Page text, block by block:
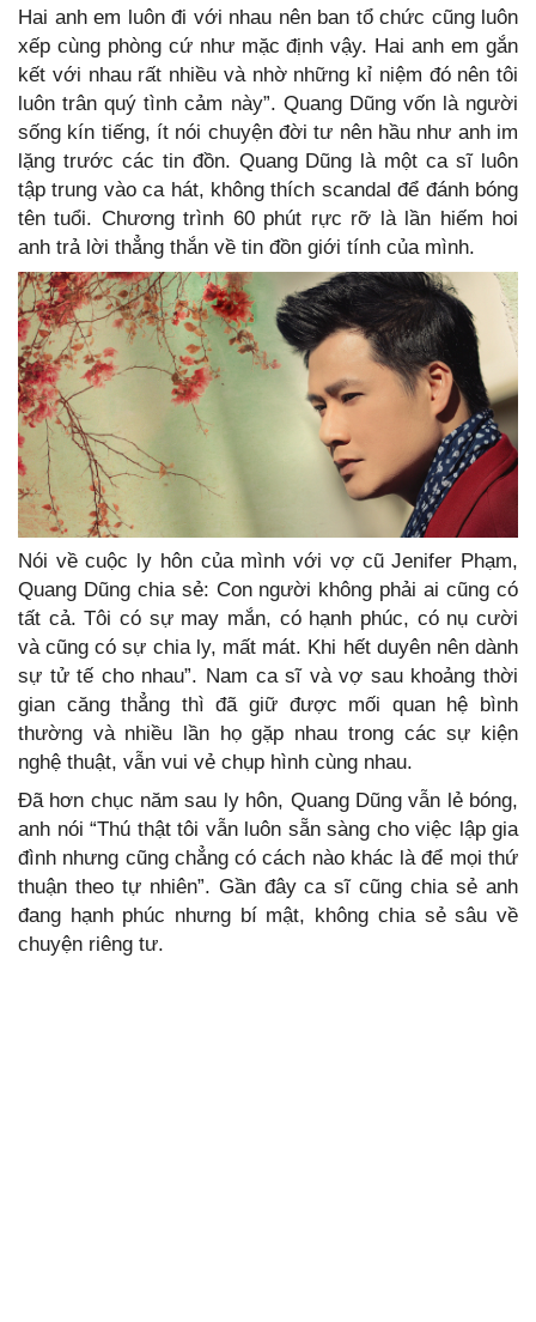
Hai anh em luôn đi với nhau nên ban tổ chức cũng luôn
xếp cùng phòng cứ như mặc định vậy. Hai anh em gắn
kết với nhau rất nhiều và nhờ những kỉ niệm đó nên tôi
luôn trân quý tình cảm này”. Quang Dũng vốn là người
sống kín tiếng, ít nói chuyện đời tư nên hầu như anh im
lặng trước các tin đồn. Quang Dũng là một ca sĩ luôn
tập trung vào ca hát, không thích scandal để đánh bóng
tên tuổi. Chương trình 60 phút rực rỡ là lần hiếm hoi
anh trả lời thẳng thắn về tin đồn giới tính của mình.
Nói về cuộc ly hôn của mình với vợ cũ Jenifer Phạm,
Quang Dũng chia sẻ: Con người không phải ai cũng có
tất cả. Tôi có sự may mắn, có hạnh phúc, có nụ cười
và cũng có sự chia ly, mất mát. Khi hết duyên nên dành
sự tử tế cho nhau”. Nam ca sĩ và vợ sau khoảng thời
gian căng thẳng thì đã giữ được mối quan hệ bình
thường và nhiều lần họ gặp nhau trong các sự kiện
nghệ thuật, vẫn vui vẻ chụp hình cùng nhau.
Đã hơn chục năm sau ly hôn, Quang Dũng vẫn lẻ bóng,
anh nói “Thú thật tôi vẫn luôn sẵn sàng cho việc lập gia
đình nhưng cũng chẳng có cách nào khác là để mọi thứ
thuận theo tự nhiên”. Gần đây ca sĩ cũng chia sẻ anh
đang hạnh phúc nhưng bí mật, không chia sẻ sâu về
chuyện riêng tư.